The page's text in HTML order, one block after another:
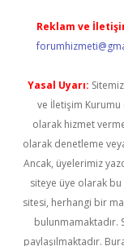
Reklam ve
Yasal Uyarı:
ve İletişim Kurumu
olarak hizmet
olarak denetleme
Ancak, üyelerimiz
siteye üye olarak
sitesi, herhangi bir
bulunmamaktadır.
paylaşılmaktadır.